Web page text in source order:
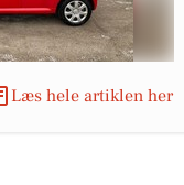
Læs hele artiklen her